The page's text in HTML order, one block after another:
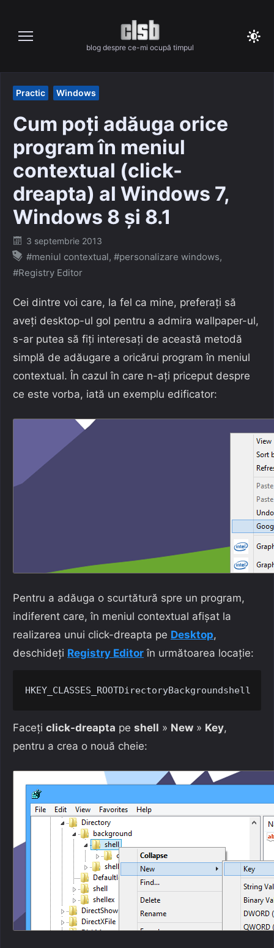
content
blog despre ce-mi ocupă timpul
Practic Windows
Cum poți adăuga orice
program în meniul
contextual (click-
dreapta) al Windows 7,
Windows 8 și 8.1
Posted
on
3 septembrie 2013
#meniul contextual, #personalizare windows,
#Registry Editor
Cei dintre voi care, la fel ca mine, preferați să
aveți desktop-ul gol pentru a admira wallpaper-ul,
s-ar putea să fiți interesați de această metodă
simplă de adăugare a oricărui program în meniul
contextual. În cazul în care n-ați priceput despre
ce este vorba, iată un exemplu edificator:
Pentru a adăuga o scurtătură spre un program,
indiferent care, în meniul contextual afișat la
realizarea unui click-dreapta pe Desktop,
deschideți Registry Editor în următoarea locație:
HKEY_CLASSES_ROOTDirectoryBackgroundshell
Faceți click-dreapta pe shell » New » Key,
pentru a crea o nouă cheie: